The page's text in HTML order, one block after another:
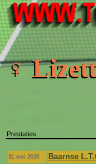
♀
Prestaties
31 mei 2026
Baarnse